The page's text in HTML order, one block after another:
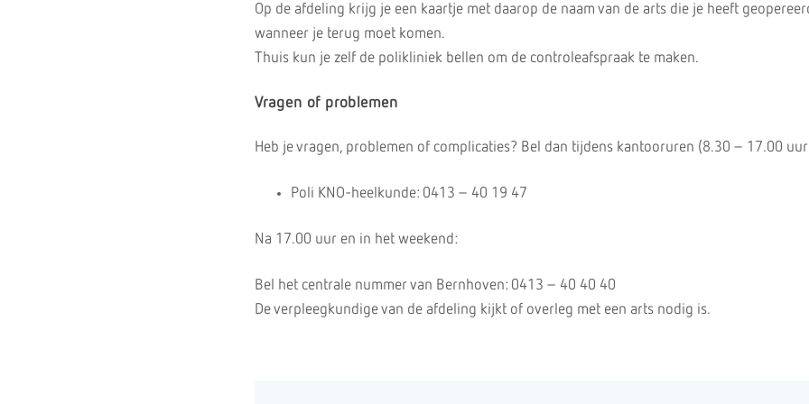
Op de afdeling krijg je een kaartje met daarop de naam van de arts die je heeft
wanneer je terug moet komen.
Thuis kun je zelf de polikliniek bellen om de controleafspraak te maken.
Vragen of problemen
Heb je vragen, problemen of complicaties? Bel dan tijdens kantooruren (8.30 – 17.00
Poli KNO-heelkunde: 0413 – 40 19 47
Na 17.00 uur en in het weekend:
Bel het centrale nummer van Bernhoven: 0413 – 40 40 40
De verpleegkundige van de afdeling kijkt of overleg met een arts nodig is.